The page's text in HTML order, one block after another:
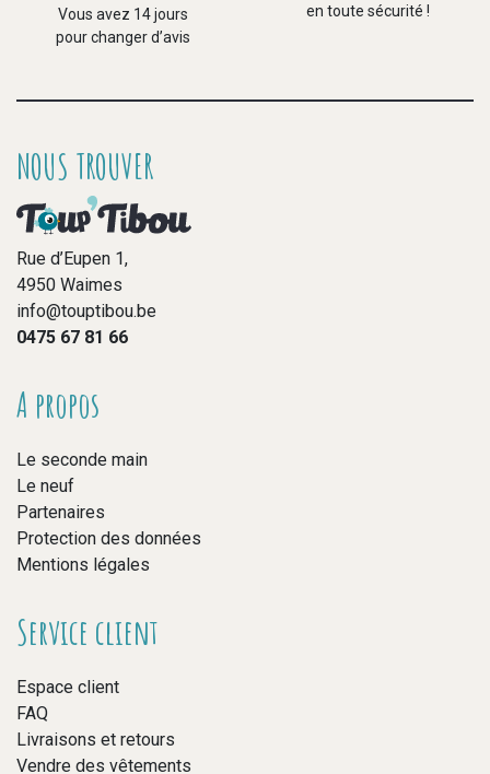
Vous avez 14 jours
pour changer d’avis
en toute sécurité !
NOUS TROUVER
Rue d’Eupen 1,
4950 Waimes
info@touptibou.be
0475 67 81 66
A propos
Le seconde main
Le neuf
Partenaires
Protection des données
Mentions légales
Service client
Espace client
FAQ
Livraisons et retours
Vendre des vêtements